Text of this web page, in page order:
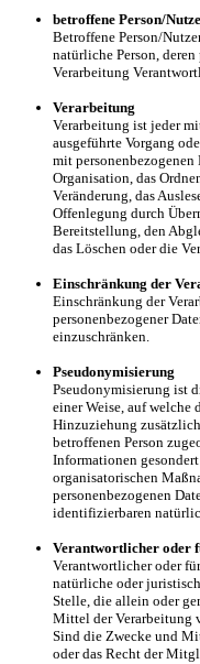
betroffene Person/
Betroffene Person/
natürliche Person,
Verarbeitung
Verarbeitung
Verarbeitung ist jeder
ausgeführte Vorgang
mit personenbezogenen
Organisation, das
Veränderung, das
Offenlegung durch
Bereitstellung, den
das Löschen oder die
Einschränkung der
Einschränkung der
personenbezogener
einzuschränken.
Pseudonymisierung
Pseudonymisierung ist
einer Weise, auf welche
Hinzuziehung
betroffenen Person
Informationen
organisatorischen
personenbezogenen
identifizierbaren
Verantwortlicher oder
Verantwortlicher oder
natürliche oder
Stelle, die allein oder
Mittel der Verarbeitung
Sind die Zwecke und
oder das Recht der